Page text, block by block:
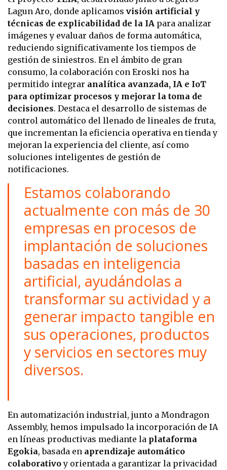
Lagun Aro, donde aplicamos visión artificial y
técnicas de explicabilidad de la IA para analizar
imágenes y evaluar daños de forma automática,
reduciendo significativamente los tiempos de
gestión de siniestros. En el ámbito de gran
consumo, la colaboración con Eroski nos ha
permitido integrar analítica avanzada, IA e IoT
para optimizar procesos y mejorar la toma de
decisiones. Destaca el desarrollo de sistemas de
control automático del llenado de lineales de fruta,
que incrementan la eficiencia operativa en tienda y
mejoran la experiencia del cliente, así como
soluciones inteligentes de gestión de
notificaciones.
Estamos colaborando
actualmente con más de 30
empresas en procesos de
implantación de soluciones
basadas en inteligencia
artificial, ayudándolas a
transformar su actividad y a
generar impacto tangible en
sus operaciones, productos
y servicios en sectores muy
diversos.
En automatización industrial, junto a Mondragon
Assembly, hemos impulsado la incorporación de IA
en líneas productivas mediante la plataforma
Egokia, basada en aprendizaje automático
colaborativoy orientada a garantizar la privacidad